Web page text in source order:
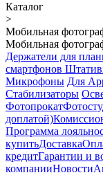
Каталог
>
Мобильная
Мобильная
Держатели для
смартфонов
Микрофоны Для
Стабилизаторы
Фотопрокат
доплатой)
Программа
купитьДоставка
кредитГарантии и
компанииНовости